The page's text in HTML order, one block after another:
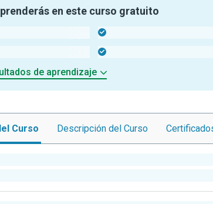
en este curso gratuito
de aprendizaje
Curso Descripción del Curso